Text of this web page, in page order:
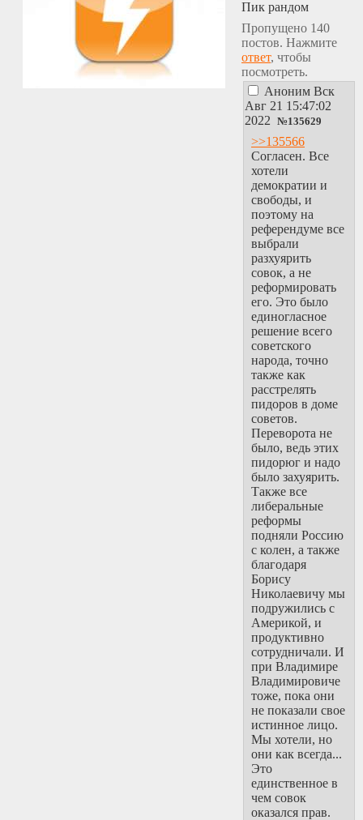
Пик рандом
Пропущено 140
постов. Нажмите
ответ, чтобы
посмотреть.
Аноним Вск
Авг 21 15:47:02
2022
№135629
>>135566
Согласен. Все
хотели
демократии и
свободы, и
поэтому на
референдуме все
выбрали
разхуярить
совок, а не
реформировать
его. Это было
единогласное
решение всего
советского
народа, точно
также как
расстрелять
пидоров в доме
советов.
Переворота не
было, ведь этих
пидорюг и надо
было захуярить.
Также все
либеральные
реформы
подняли Россию
с колен, а также
благодаря
Борису
Николаевичу мы
подружились с
Америкой, и
продуктивно
сотрудничали. И
при Владимире
Владимировиче
тоже, пока они
не показали свое
истинное лицо.
Мы хотели, но
они как всегда...
Это
единственное в
чем совок
оказался прав.